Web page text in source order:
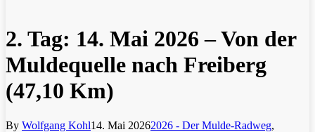
2. Tag: 14. Mai 2026 – Von der
Muldequelle nach Freiberg
(47,10 Km)
By Wolfgang Kohl14. Mai 20262026 - Der Mulde-Radweg,